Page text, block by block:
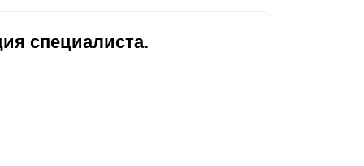
специалиста.